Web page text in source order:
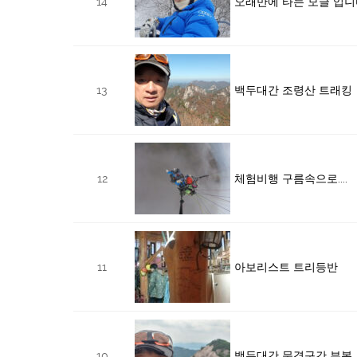
13 백두대간 조령산 트래킹
12 체험비행 구름속으로....
11 아보리스트 트리등반